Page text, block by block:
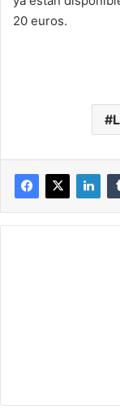
20 euros.